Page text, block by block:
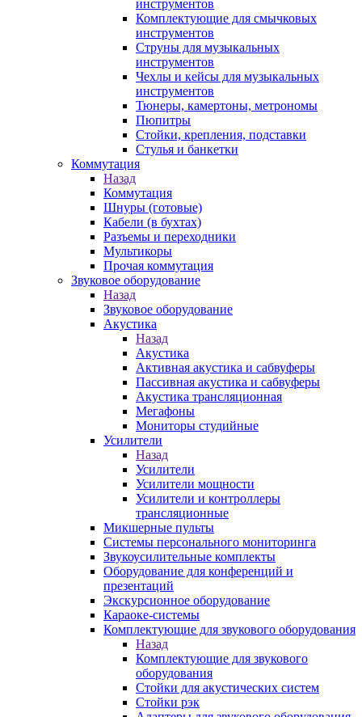
инструментов
Комплектующие для смычковых
инструментов
Струны для музыкальных
инструментов
Чехлы и кейсы для музыкальных
инструментов
Тюнеры, камертоны, метрономы
Пюпитры
Стойки, крепления, подставки
Стулья и банкетки
Коммутация
Назад
Коммутация
Шнуры (готовые)
Кабели (в бухтах)
Разъемы и переходники
Мультикоры
Прочая коммутация
Звуковое оборудование
Назад
Звуковое оборудование
Акустика
Назад
Акустика
Активная акустика и сабвуферы
Пассивная акустика и сабвуферы
Акустика трансляционная
Мегафоны
Мониторы студийные
Усилители
Назад
Усилители
Усилители мощности
Усилители и контроллеры
трансляционные
Микшерные пульты
Системы персонального мониторинга
Звукоусилительные комплекты
Оборудование для конференций и
презентаций
Экскурсионное оборудование
Караоке-системы
Комплектующие для звукового оборудования
Назад
Комплектующие для звукового
оборудования
Стойки для акустических систем
Стойки рэк